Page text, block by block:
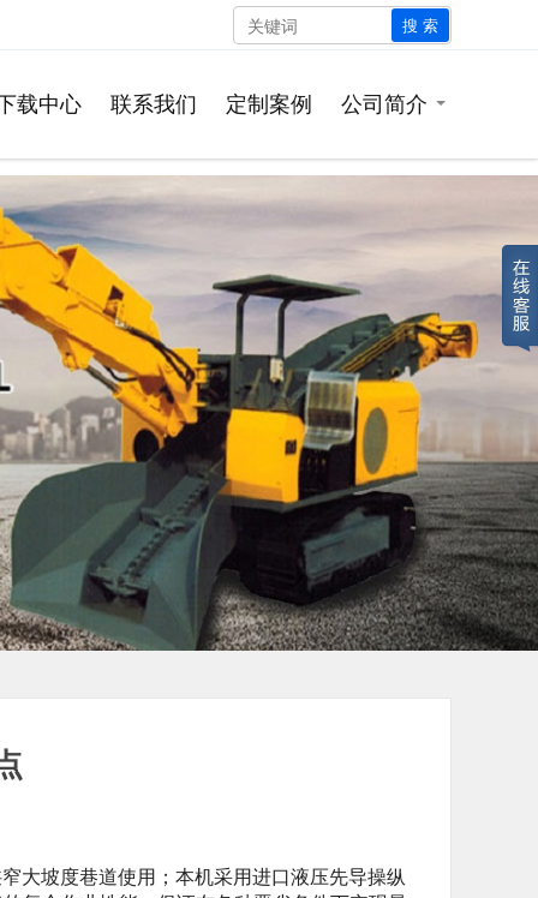
搜 索
载中心 联系我们 定制案例 公司简介
坡度巷道使用；本机采用进口液压先导操纵